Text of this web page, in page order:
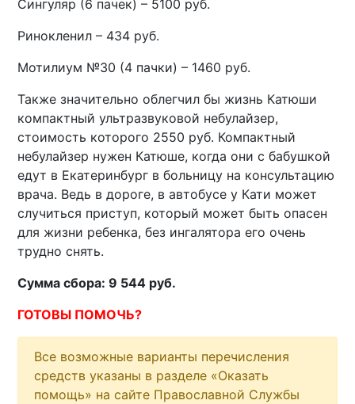
Сингуляр (6 пачек) – 5100 руб.
Ринокленил – 434 руб.
Мотилиум №30 (4 пачки) – 1460 руб.
Также значительно облегчил бы жизнь Катюши
компактный ультразвуковой небулайзер,
стоимость которого 2550 руб. Компактный
небулайзер нужен Катюше, когда они с бабушкой
едут в Екатеринбург в больницу на консультацию
врача. Ведь в дороге, в автобусе у Кати может
случиться приступ, который может быть опасен
для жизни ребенка, без ингалятора его очень
трудно снять.
Сумма сбора: 9 544 руб.
ГОТОВЫ ПОМОЧЬ?
Все возможные варианты перечисления
средств указаны в разделе «Оказать
помощь» на сайте Православной Службы